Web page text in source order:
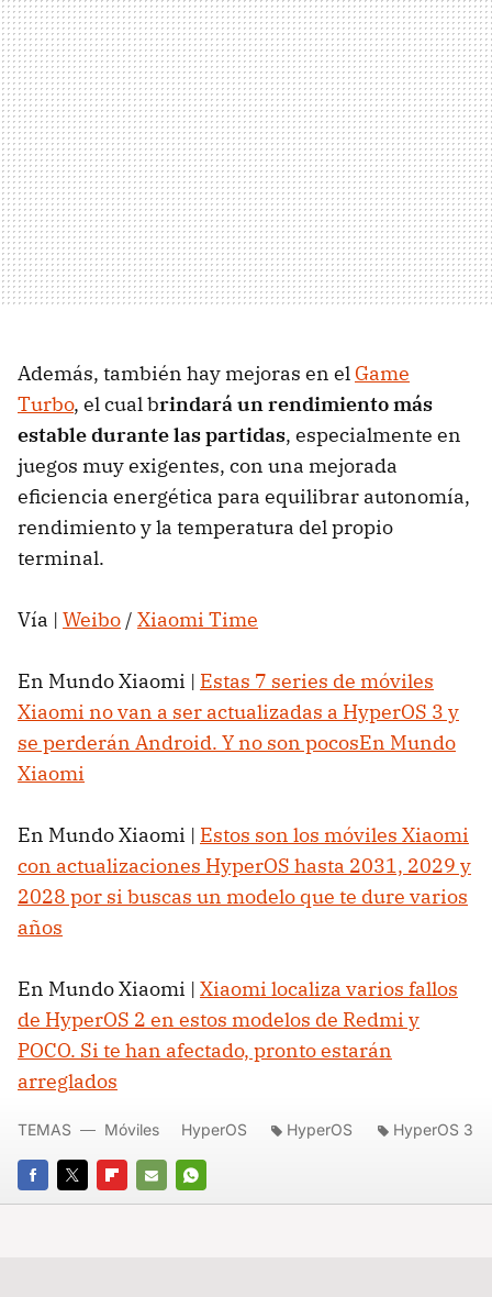
Además, también hay mejoras en el Game
Turbo, el cual brindará un rendimiento más
estable durante las partidas, especialmente en
juegos muy exigentes, con una mejorada
eficiencia energética para equilibrar autonomía,
rendimiento y la temperatura del propio
terminal.
Vía | Weibo / Xiaomi Time
En Mundo Xiaomi | Estas 7 series de móviles
Xiaomi no van a ser actualizadas a HyperOS 3 y
se perderán Android. Y no son pocosEn Mundo
Xiaomi
En Mundo Xiaomi | Estos son los móviles Xiaomi
con actualizaciones HyperOS hasta 2031, 2029 y
2028 por si buscas un modelo que te dure varios
años
En Mundo Xiaomi | Xiaomi localiza varios fallos
de HyperOS 2 en estos modelos de Redmi y
POCO. Si te han afectado, pronto estarán
arreglados
FACEBOOK
TWITTERFLIPBOARD
E-
WHATSAPP
TEMAS Móviles HyperOS HyperOS HyperOS 3